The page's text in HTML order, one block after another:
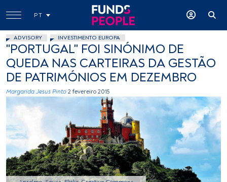
PT
ADVISORY INVESTIMENTO EUROPA
"PORTUGAL" FOI SINÓNIMO DE
QUEDA NAS CARTEIRAS DA GESTÃO
DE PATRIMÓNIOS EM DEZEMBRO
Margarida Jesus Pinto 2 fevereiro 2015